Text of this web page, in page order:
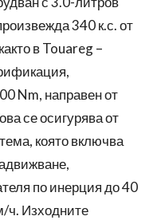
340 к.с. от
в Touareg –
Nm, направен от
се осигурява от
която включва
по инерция до 40
ч. Изходните